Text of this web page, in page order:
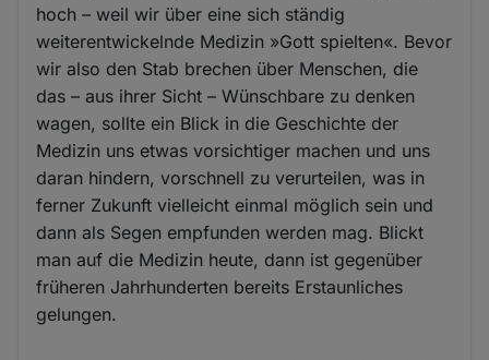
hoch – weil wir über eine sich ständig
weiterentwickelnde Medizin »Gott spielten«. Bevor
wir also den Stab brechen über Menschen, die
das – aus ihrer Sicht – Wünschbare zu denken
wagen, sollte ein Blick in die Geschichte der
Medizin uns etwas vorsichtiger machen und uns
daran hindern, vorschnell zu verurteilen, was in
ferner Zukunft vielleicht einmal möglich sein und
dann als Segen empfunden werden mag. Blickt
man auf die Medizin heute, dann ist gegenüber
früheren Jahrhunderten bereits Erstaunliches
gelungen.